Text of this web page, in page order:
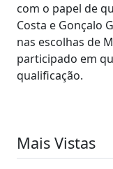
com o papel de
Costa e Gonçalo
nas escolhas de
participado em
qualificação.
Mais Vistas